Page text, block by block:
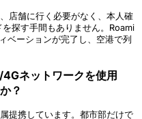
店舗に行く必要がなく、本人確
探す手間もありません。Roami
ベーションが完了し、空港で列
ネットワークを使用
？
提携しています。都市部だけで